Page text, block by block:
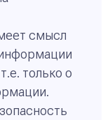
смысл
только о